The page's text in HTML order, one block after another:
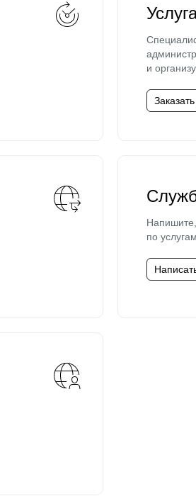
и
по услугам.